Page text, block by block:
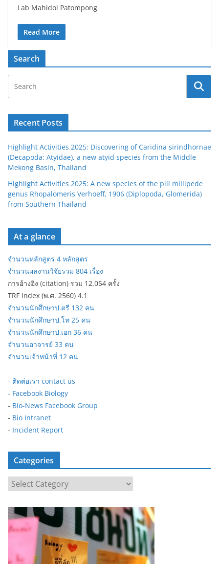
Lab Mahidol Patompong
Read More
Search
Recent Posts
Highlight Activities 2025: Discovering of Caridina sirindhornae
(Decapoda: Atyidae), a new atyid species from the Middle
Mekong Basin, Thailand
Highlight Activities 2025: A new species of the pill millipede
genus Rhopalomeris Verhoeff, 1906 (Diplopoda, Glomerida)
from Southern Thailand
At a glance
จำนวนหลักสูตร 4 หลักสูตร
จำนวนผลงานวิจัยรวม 804 เรื่อง
การอ้างอิง (citation) รวม 12,054 ครั้ง
TRF Index (พ.ศ. 2560) 4.1
จำนวนนักศึกษาป.ตรี 132 คน
จำนวนนักศึกษาป.โท 25 คน
จำนวนนักศึกษาป.เอก 36 คน
จำนวนอาจารย์ 33 คน
จำนวนเจ้าหน้าที่ 12 คน
- ติดต่อเรา contact us
- Facebook Biology
- Bio-News Facebook Group
- Bio Intranet
- Incident Report
Categories
t
e
g